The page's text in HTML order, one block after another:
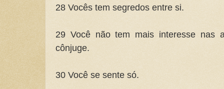
28 Vocês tem segredos entre si.
29 Você não tem mais interesse nas
cônjuge.
30 Você se sente só.